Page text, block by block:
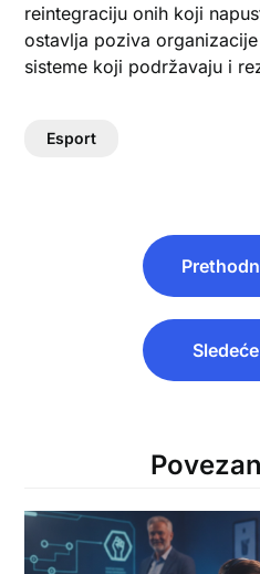
reintegraciju onih koji
ostavlja poziva
sisteme koji podržavaju i
Esport
navigation